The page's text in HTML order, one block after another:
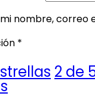
nombre, correo
*
2 de